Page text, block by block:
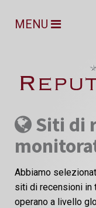
MENU
Siti di
Abbiamo
siti di recensioni in
operano a livello